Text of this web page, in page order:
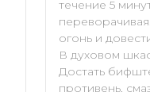
течение 5
огонь и
В духовом
Достать
противень,